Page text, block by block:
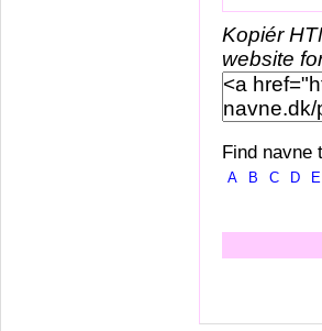
Kopiér
website
Find navne
A B C D E